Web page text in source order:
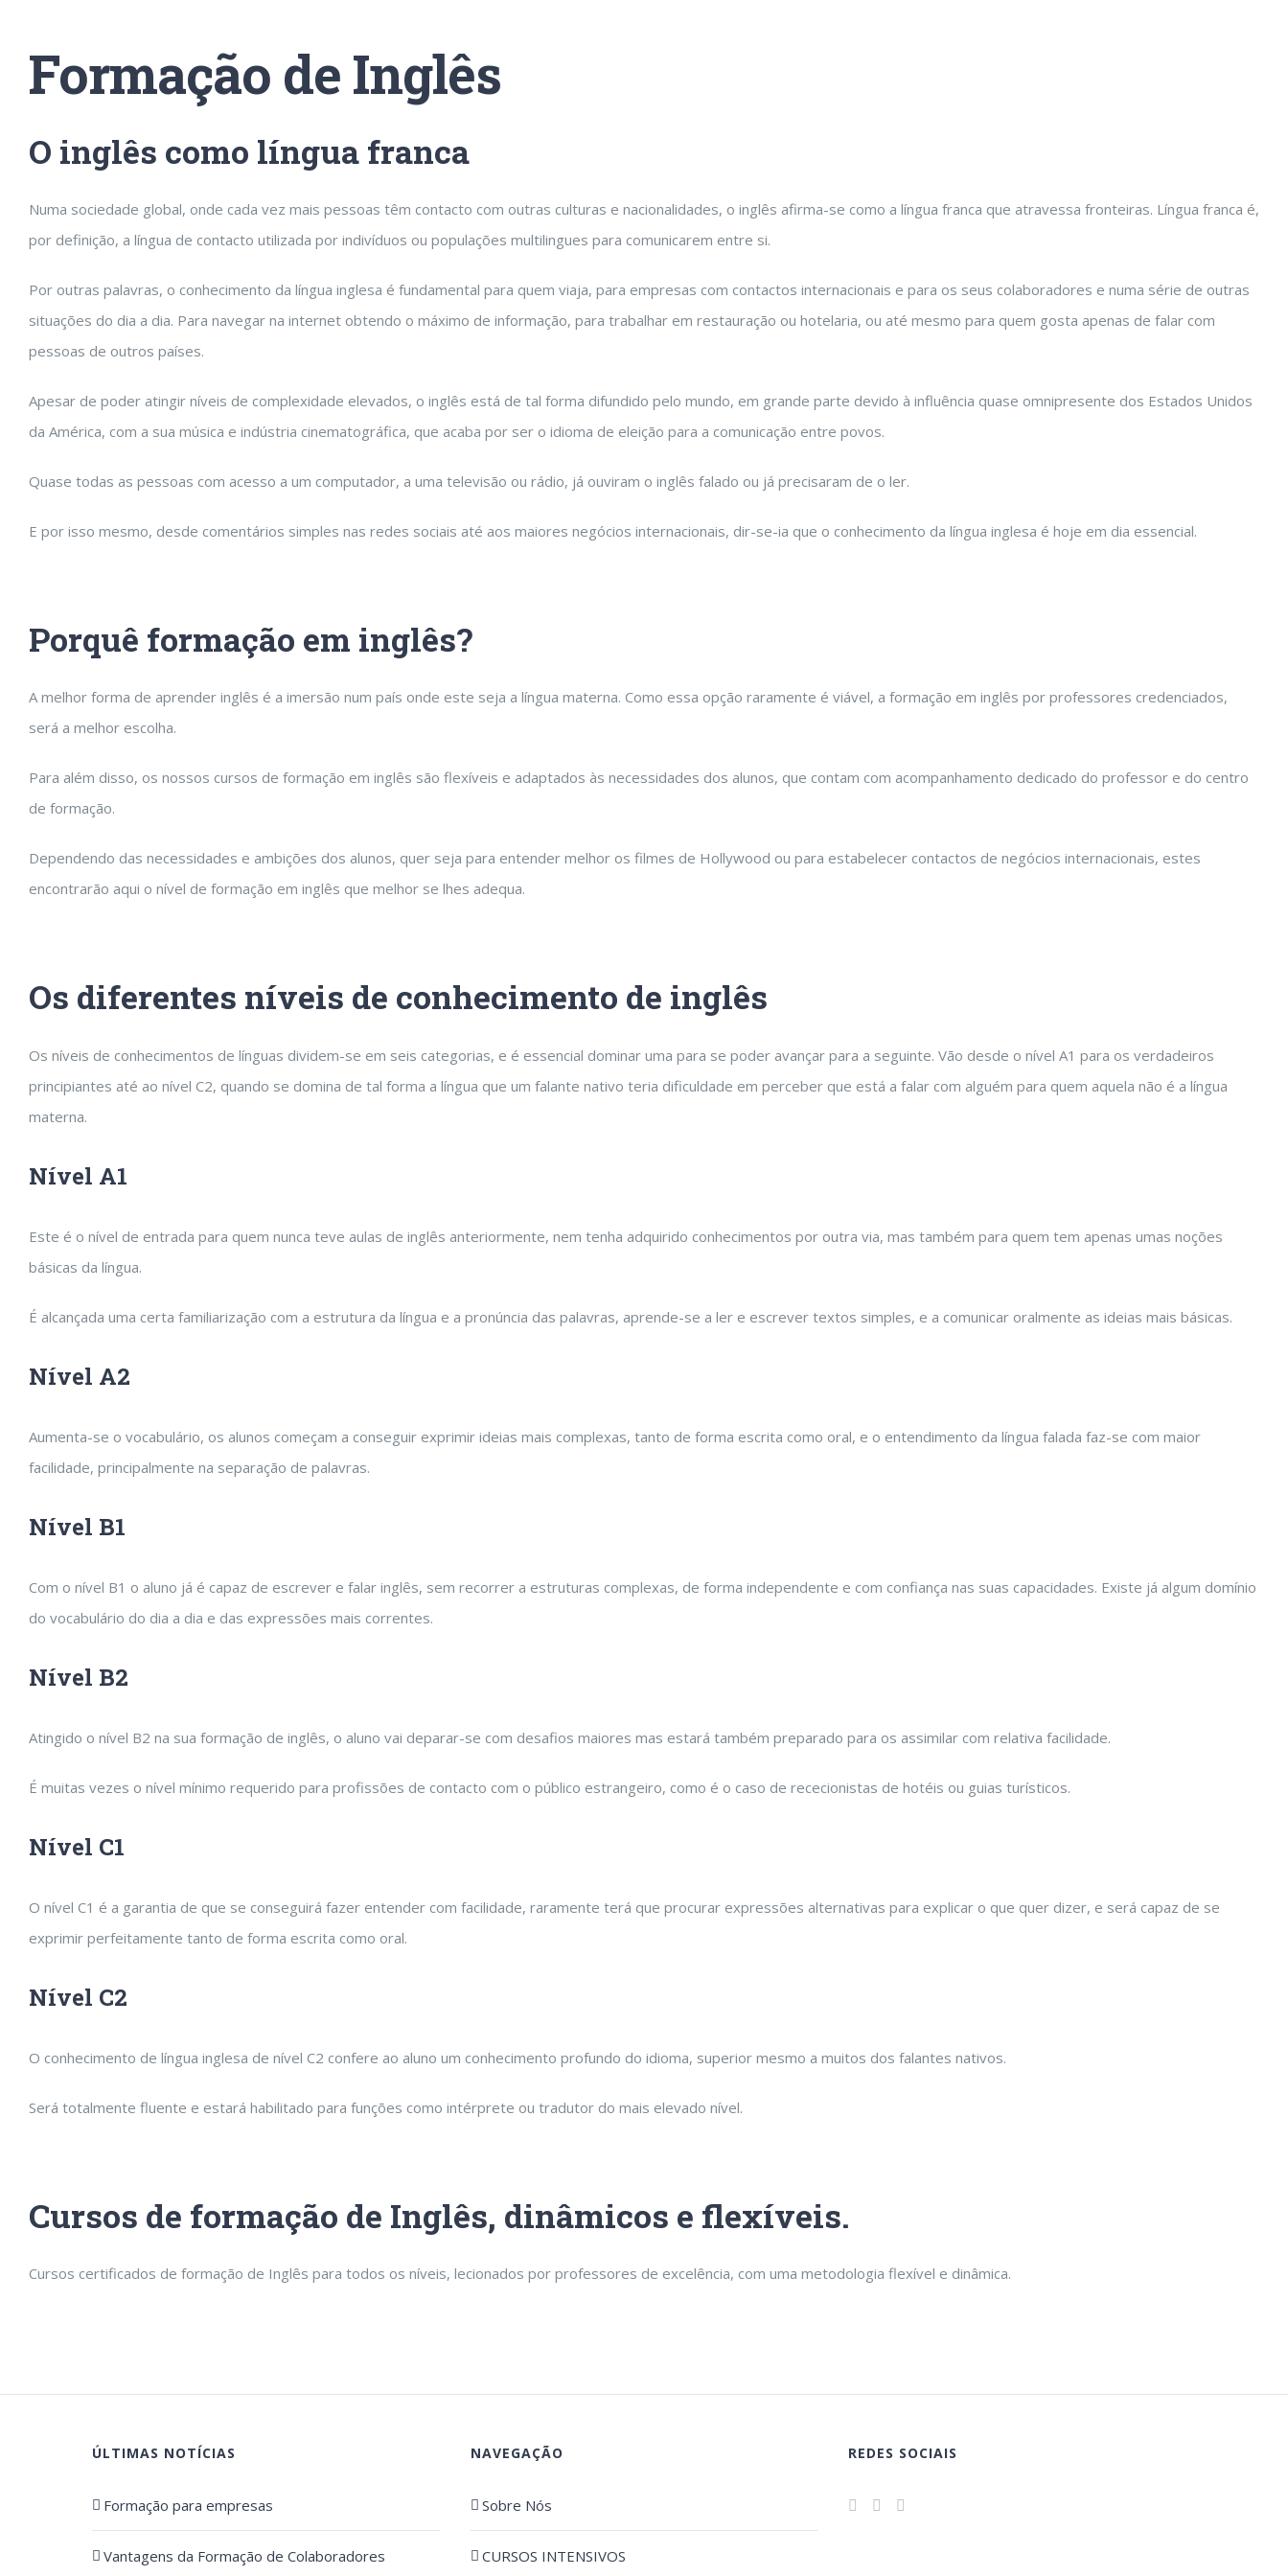
Formação de Inglês
O inglês como língua franca
Numa sociedade global, onde cada vez mais pessoas têm contacto com outras culturas e nacionalidades, o inglês afirma-se como a língua franca que atravessa fronteiras. Língua franca é,
por definição, a língua de contacto utilizada por indivíduos ou populações multilingues para comunicarem entre si.
Por outras palavras, o conhecimento da língua inglesa é fundamental para quem viaja, para empresas com contactos internacionais e para os seus colaboradores e numa série de outras
situações do dia a dia. Para navegar na internet obtendo o máximo de informação, para trabalhar em restauração ou hotelaria, ou até mesmo para quem gosta apenas de falar com
pessoas de outros países.
Apesar de poder atingir níveis de complexidade elevados, o inglês está de tal forma difundido pelo mundo, em grande parte devido à influência quase omnipresente dos Estados Unidos
da América, com a sua música e indústria cinematográfica, que acaba por ser o idioma de eleição para a comunicação entre povos.
Quase todas as pessoas com acesso a um computador, a uma televisão ou rádio, já ouviram o inglês falado ou já precisaram de o ler.
E por isso mesmo, desde comentários simples nas redes sociais até aos maiores negócios internacionais, dir-se-ia que o conhecimento da língua inglesa é hoje em dia essencial.
Porquê formação em inglês?
A melhor forma de aprender inglês é a imersão num país onde este seja a língua materna. Como essa opção raramente é viável, a formação em inglês por professores credenciados,
será a melhor escolha.
Para além disso, os nossos cursos de formação em inglês são flexíveis e adaptados às necessidades dos alunos, que contam com acompanhamento dedicado do professor e do centro
de formação.
Dependendo das necessidades e ambições dos alunos, quer seja para entender melhor os filmes de Hollywood ou para estabelecer contactos de negócios internacionais, estes
encontrarão aqui o nível de formação em inglês que melhor se lhes adequa.
Os diferentes níveis de conhecimento de inglês
Os níveis de conhecimentos de línguas dividem-se em seis categorias, e é essencial dominar uma para se poder avançar para a seguinte. Vão desde o nível A1 para os verdadeiros
principiantes até ao nível C2, quando se domina de tal forma a língua que um falante nativo teria dificuldade em perceber que está a falar com alguém para quem aquela não é a língua
materna.
Nível A1
Este é o nível de entrada para quem nunca teve aulas de inglês anteriormente, nem tenha adquirido conhecimentos por outra via, mas também para quem tem apenas umas noções
básicas da língua.
É alcançada uma certa familiarização com a estrutura da língua e a pronúncia das palavras, aprende-se a ler e escrever textos simples, e a comunicar oralmente as ideias mais básicas.
Nível A2
Aumenta-se o vocabulário, os alunos começam a conseguir exprimir ideias mais complexas, tanto de forma escrita como oral, e o entendimento da língua falada faz-se com maior
facilidade, principalmente na separação de palavras.
Nível B1
Com o nível B1 o aluno já é capaz de escrever e falar inglês, sem recorrer a estruturas complexas, de forma independente e com confiança nas suas capacidades. Existe já algum domínio
do vocabulário do dia a dia e das expressões mais correntes.
Nível B2
Atingido o nível B2 na sua formação de inglês, o aluno vai deparar-se com desafios maiores mas estará também preparado para os assimilar com relativa facilidade.
É muitas vezes o nível mínimo requerido para profissões de contacto com o público estrangeiro, como é o caso de rececionistas de hotéis ou guias turísticos.
Nível C1
O nível C1 é a garantia de que se conseguirá fazer entender com facilidade, raramente terá que procurar expressões alternativas para explicar o que quer dizer, e será capaz de se
exprimir perfeitamente tanto de forma escrita como oral.
Nível C2
O conhecimento de língua inglesa de nível C2 confere ao aluno um conhecimento profundo do idioma, superior mesmo a muitos dos falantes nativos.
Será totalmente fluente e estará habilitado para funções como intérprete ou tradutor do mais elevado nível.
Cursos de formação de Inglês, dinâmicos e flexíveis.
Cursos certificados de formação de Inglês para todos os níveis, lecionados por professores de excelência, com uma metodologia flexível e dinâmica.
ÚLTIMAS NOTÍCIAS
Formação para empresas
Vantagens da Formação de Colaboradores
NAVEGAÇÃO
Sobre Nós
CURSOS INTENSIVOS
REDES SOCIAIS